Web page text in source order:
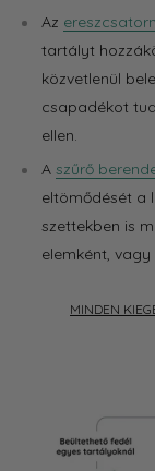
Az
tartályt
közvetlenül
csapadékot
ellen.
A szűrő
eltömődését a
szettekben is
elemként,
MINDEN